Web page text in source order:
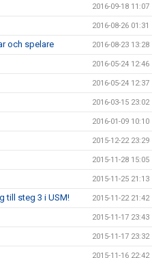
2016-09-18 11:07
2016-08-26 01:31
och spelare 2016-08-23 13:28
2016-05-24 12:46
2016-05-24 12:37
2016-03-15 23:02
2016-01-09 10:10
2015-12-22 23:29
2015-11-28 15:05
2015-11-25 21:13
till steg 3 i USM! 2015-11-22 21:42
2015-11-17 23:43
2015-11-17 23:32
2015-11-16 22:42